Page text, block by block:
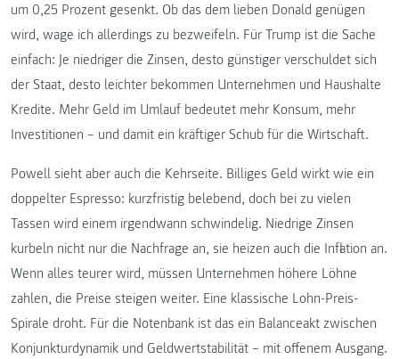
um 0,25 Prozent gesenkt. Ob das dem lieben Donald genügen
wird, wage ich allerdings zu bezweifeln. Für Trump ist die Sache
einfach: Je niedriger die Zinsen, desto günstiger verschuldet sich
der Staat, desto leichter bekommen Unternehmen und Haushalte
Kredite. Mehr Geld im Umlauf bedeutet mehr Konsum, mehr
Investitionen – und damit ein kräftiger Schub für die Wirtschaft.
Powell sieht aber auch die Kehrseite. Billiges Geld wirkt wie ein
doppelter Espresso: kurzfristig belebend, doch bei zu vielen
Tassen wird einem irgendwann schwindelig. Niedrige Zinsen
kurbeln nicht nur die Nachfrage an, sie heizen auch die Inflation an.
Wenn alles teurer wird, müssen Unternehmen höhere Löhne
zahlen, die Preise steigen weiter. Eine klassische Lohn-Preis-
Spirale droht. Für die Notenbank ist das ein Balanceakt zwischen
Konjunkturdynamik und Geldwertstabilität – mit offenem Ausgang.